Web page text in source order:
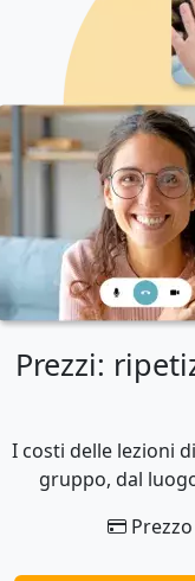
Prezzi:
I costi delle lezioni
gruppo, dal
Prezzo